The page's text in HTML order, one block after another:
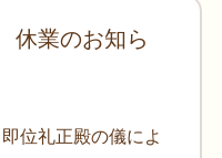
休業のお知ら
位礼正殿の儀によ